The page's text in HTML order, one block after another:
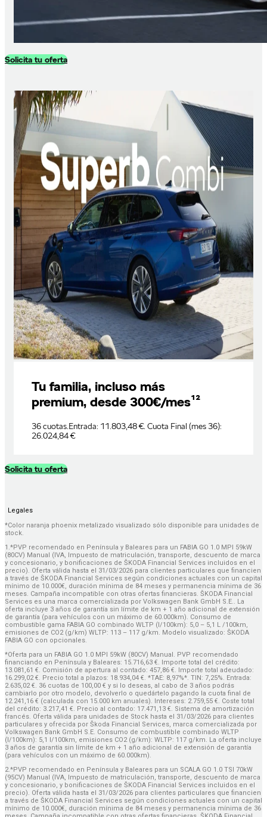
Solicita tu oferta
Tu familia, incluso más
premium, desde 300€/mes¹²
36 cuotas.Entrada: 11.803,48 €. Cuota Final (mes 36):
26.024,84 €
Solicita tu oferta
Legales
*Color naranja phoenix metalizado visualizado sólo disponible para unidades de
stock.
1.*PVP recomendado en Península y Baleares para un FABIA GO 1.0 MPI 59kW
(80CV) Manual (IVA, Impuesto de matriculación, transporte, descuento de marca
y concesionario, y bonificaciones de ŠKODA Financial Services incluidos en el
precio). Oferta válida hasta el 31/03/2026 para clientes particulares que financien
a través de ŠKODA Financial Services según condiciones actuales con un capital
mínimo de 10.000€, duración mínima de 84 meses y permanencia mínima de 36
meses. Campaña incompatible con otras ofertas financieras. ŠKODA Financial
Services es una marca comercializada por Volkswagen Bank GmbH S.E.. La
oferta incluye 3 años de garantía sin límite de km + 1 año adicional de extensión
de garantía (para vehículos con un máximo de 60.000km). Consumo de
combustible gama FABIA GO combinado WLTP (l/100km): 5,0 – 5,1 L /100km,
emisiones de CO2 (g/km) WLTP: 113 – 117 g/km. Modelo visualizado: ŠKODA
FABIA GO con opcionales.
*Oferta para un FABIA GO 1.0 MPI 59kW (80CV) Manual. PVP recomendado
financiando en Península y Baleares: 15.716,63 €. Importe total del crédito:
13.081,61 €. Comisión de apertura al contado: 457,86 €. Importe total adeudado:
16.299,02 €. Precio total a plazos: 18.934,04 €. *TAE: 8,97%*. TIN: 7,25%. Entrada:
2.635,02 €. 36 cuotas de 100,00 € y si lo deseas, al cabo de 3 años podrás
cambiarlo por otro modelo, devolverlo o quedártelo pagando la cuota final de
12.241,16 € (calculada con 15.000 km anuales). Intereses: 2.759,55 €. Coste total
del crédito: 3.217,41 €. Precio al contado: 17.471,13 €. Sistema de amortización
francés. Oferta válida para unidades de Stock hasta el 31/03/2026 para clientes
particulares y ofrecida por Škoda Financial Services, marca comercializada por
Volkswagen Bank GmbH S.E. Consumo de combustible combinado WLTP
(l/100km): 5,1 l/100km, emisiones CO2 (g/km): WLTP: 117 g/km. La oferta incluye
3 años de garantía sin límite de km + 1 año adicional de extensión de garantía
(para vehículos con un máximo de 60.000km).
2.*PVP recomendado en Península y Baleares para un SCALA GO 1.0 TSI 70kW
(95CV) Manual (IVA, Impuesto de matriculación, transporte, descuento de marca
y concesionario, y bonificaciones de ŠKODA Financial Services incluidos en el
precio). Oferta válida hasta el 31/03/2026 para clientes particulares que financien
a través de ŠKODA Financial Services según condiciones actuales con un capital
mínimo de 10.000€, duración mínima de 84 meses y permanencia mínima de 36